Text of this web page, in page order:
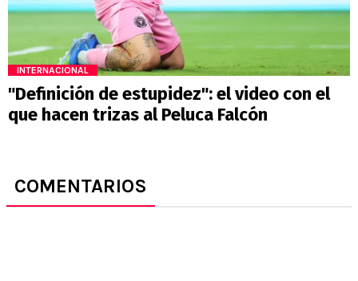
INTERNACIONAL
"Definición de estupidez": el video con el
que hacen trizas al Peluca Falcón
COMENTARIOS